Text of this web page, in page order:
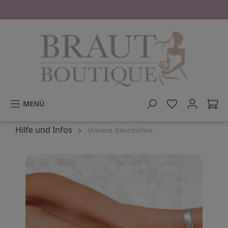
MENÜ
Hilfe und Infos Unsere Geschichte